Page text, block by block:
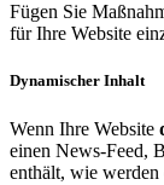
Fügen Sie
für Ihre Website
Dynamischer Inhalt
Wenn Ihre Website
einen News-Feed,
enthält, wie